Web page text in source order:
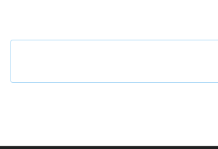
Что будет с наличными деньгами